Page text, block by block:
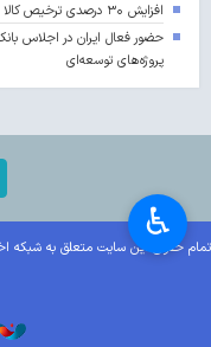
افزایش ۳۰ درصدی ترخیص کالا در دوران جنگ ۴۰ روزه نتیجه هم‌افزایی دستگاه‌ها بود
حضور فعال ایران در اجلاس
پروژه‌های توسعه‌ای
تمام حقوق این سایت متعلق به شبکه
♿︎